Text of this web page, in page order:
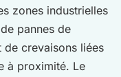
zones industrielles
pannes de
de crevaisons liées
à proximité. Le